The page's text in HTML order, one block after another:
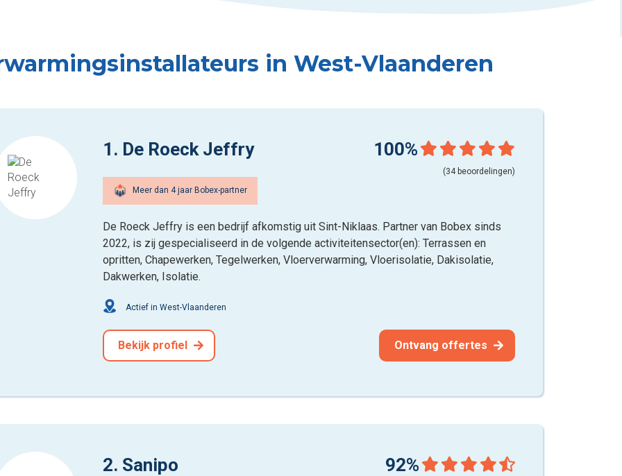
in West-Vlaanderen
1. De Roeck Jeffry 100%
(34 beoordelingen)
Meer dan 4 jaar Bobex-partner
De Roeck Jeffry is een bedrijf afkomstig uit Sint-Niklaas. Partner van Bobex sinds
2022, is zij gespecialiseerd in de volgende activiteitensector(en): Terrassen en
opritten, Chapewerken, Tegelwerken, Vloerverwarming, Vloerisolatie, Dakisolatie,
Dakwerken, Isolatie.
Actief in West-Vlaanderen
Bekijk profiel Ontvang offertes
2. Sanipo 92%